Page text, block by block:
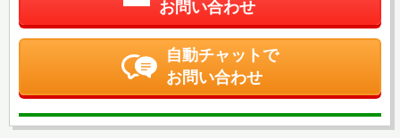
お問い合わせ
自動チャットで
お問い合わせ